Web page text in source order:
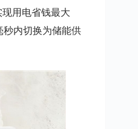
用电省钱最大
秒内切换为储能供